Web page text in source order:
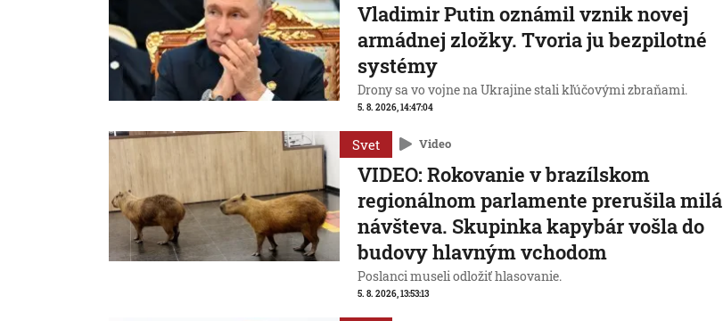
Vladimir Putin oznámil vznik novej
armádnej zložky. Tvoria ju bezpilotné
systémy
Drony sa vo vojne na Ukrajine stali kľúčovými zbraňami.
5. 8. 2026, 14:47:04
Svet Video
VIDEO: Rokovanie v brazílskom
regionálnom parlamente prerušila milá
návšteva. Skupinka kapybár vošla do
budovy hlavným vchodom
Poslanci museli odložiť hlasovanie.
5. 8. 2026, 13:53:13